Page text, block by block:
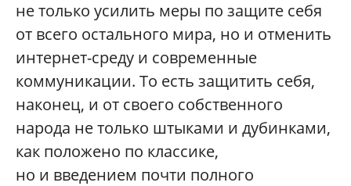
не только усилить меры по защите себя
от всего остального мира, но и отменить
интернет-среду и современные
коммуникации. То есть защитить себя,
наконец, и от своего собственного
народа не только штыками и дубинками,
как положено по классике,
но и введением почти полного